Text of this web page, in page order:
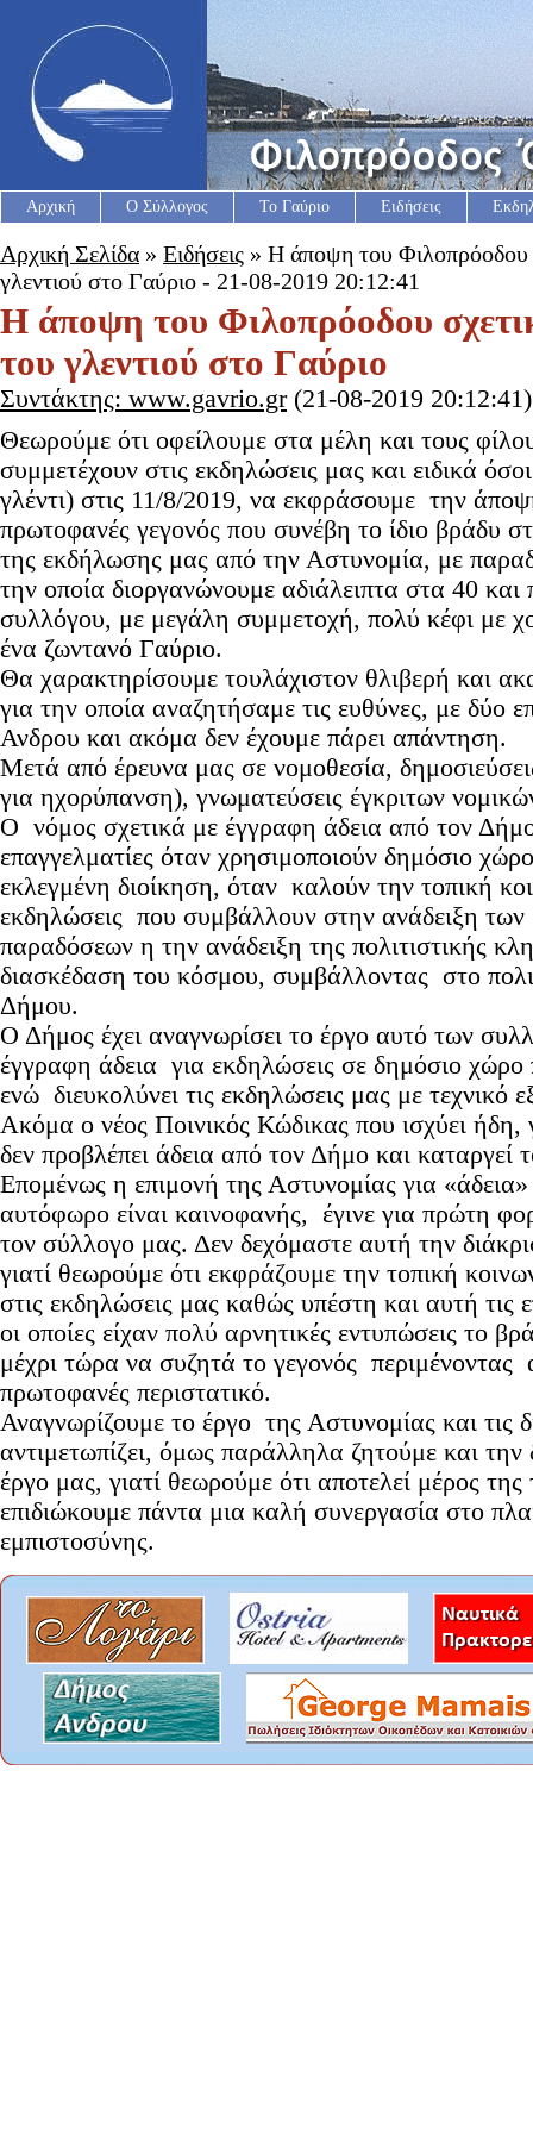
Αρχική Ο Σύλλογος Το Γαύριο Ειδήσεις
Αρχική Σελίδα » Ειδήσεις » Η άποψη του Φιλοπρόοδου
γλεντιού στο Γαύριο - 21-08-2019 20:12:41
Η άποψη του Φιλοπρόοδου
του γλεντιού στο Γαύριο
Συντάκτης: www.gavrio.gr(21-08-2019 20:12:41)
Θεωρούμε ότι οφείλουμε στα μέλη και τους
συμμετέχουν στις εκδηλώσεις μας και ειδικά
γλέντι) στις 11/8/2019, να εκφράσουμε την
πρωτοφανές γεγονός που συνέβη το ίδιο βράδυ
της εκδήλωσης μας από την Αστυνομία, με
την οποία διοργανώνουμε αδιάλειπτα στα 40 και
συλλόγου, με μεγάλη συμμετοχή, πολύ κέφι με
ένα ζωντανό Γαύριο.
Θα χαρακτηρίσουμε τουλάχιστον θλιβερή και
για την οποία αναζητήσαμε τις ευθύνες, με δύο
Ανδρου και ακόμα δεν έχουμε πάρει απάντηση.
Μετά από έρευνα μας σε νομοθεσία,
για ηχορύπανση), γνωματεύσεις έγκριτων
Ο νόμος σχετικά με έγγραφη άδεια από τον
επαγγελματίες όταν χρησιμοποιούν δημόσιο
εκλεγμένη διοίκηση, όταν καλούν την τοπική
εκδηλώσεις που συμβάλλουν στην ανάδειξη
παραδόσεων η την ανάδειξη της πολιτιστικής
διασκέδαση του κόσμου, συμβάλλοντας στο
Δήμου.
Ο Δήμος έχει αναγνωρίσει το έργο αυτό των
έγγραφη άδεια για εκδηλώσεις σε δημόσιο
ενώ διευκολύνει τις εκδηλώσεις μας με τεχνικό
Ακόμα ο νέος Ποινικός Κώδικας που ισχύει
δεν προβλέπει άδεια από τον Δήμο και καταργεί
Επομένως η επιμονή της Αστυνομίας για
αυτόφωρο είναι καινοφανής, έγινε για πρώτη
τον σύλλογο μας. Δεν δεχόμαστε αυτή την
γιατί θεωρούμε ότι εκφράζουμε την τοπική
στις εκδηλώσεις μας καθώς υπέστη και αυτή τις
οι οποίες είχαν πολύ αρνητικές εντυπώσεις το
μέχρι τώρα να συζητά το γεγονός περιμένοντας
πρωτοφανές περιστατικό.
Αναγνωρίζουμε το έργο της Αστυνομίας και τις
αντιμετωπίζει, όμως παράλληλα ζητούμε και
έργο μας, γιατί θεωρούμε ότι αποτελεί μέρος της
επιδιώκουμε πάντα μια καλή συνεργασία στο
εμπιστοσύνης.